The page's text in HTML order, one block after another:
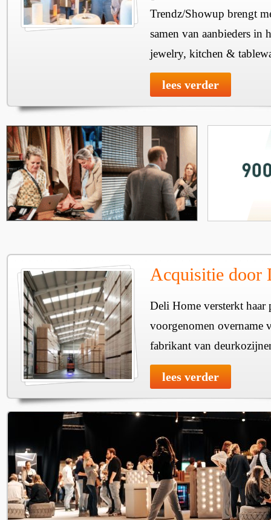
Trendz/Showup brengt
samen van aanbieders in
jewelry, kitchen &
lees verder
Acquisitie door
Deli Home versterkt haar
voorgenomen overname
fabrikant van
lees verder